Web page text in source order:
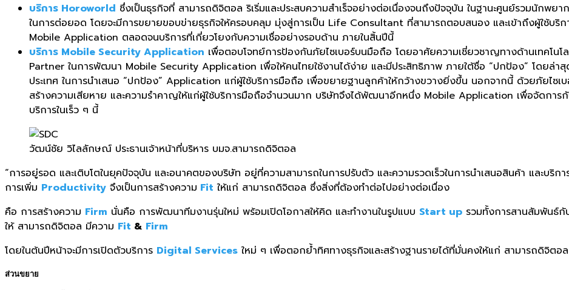
บริการ Horoworld ซึ่งเป็นธุรกิจที่ สามารถดิจิตอล ริเริ่มและประสบความสำเร็จอย่างต่อเนื่องจนถึงปัจจุบัน ในฐานะศูนย์รวมนักพ
ในการต่อยอด โดยจะมีการขยายขอบข่ายธุรกิจให้ครอบคลุม มุ่งสู่การเป็น Life Consultant ที่สามารถตอบสนอง และเข้าถึงผู้ใช้บริ
Mobile Application ตลอดจนบริการที่เกี่ยวโยงกับความเชื่ออย่างรอบด้าน ภายในสิ้นปีนี้
บริการ Mobile Security Application เพื่อตอบโจทย์การป้องกันภัยไซเบอร์บนมือถือ โดยอาศัยความเชี่ยวชาญทางด้านเทคโ
Partner ในการพัฒนา Mobile Security Application เพื่อให้คนไทยใช้งานได้ง่าย และมีประสิทธิภาพ ภายใต้ชื่อ “ปกป้อง” โดยล่
ประเทศ ในการนำเสนอ “ปกป้อง” Application แก่ผู้ใช้บริการมือถือ เพื่อขยายฐานลูกค้าให้กว้างขวางยิ่งขึ้น นอกจากนี้ ด้วยภัยไซ
สร้างความเสียหาย และความรำคาญให้แก่ผู้ใช้บริการมือถือจำนวนมาก บริษัทจึงได้พัฒนาอีกหนึ่ง Mobile Application เพื่อจัดการ
บริการในเร็ว ๆ นี้
วัฒน์ชัย วิไลลักษณ์ ประธานเจ้าหน้าที่บริหาร บมจ.สามารถดิจิตอล
“การอยู่รอด และเติบโตในยุคปัจจุบัน และอนาคตของบริษัท อยู่ที่ความสามารถในการปรับตัว และความรวดเร็วในการนำเสนอสินค้า และบ
การเพิ่ม Productivity จึงเป็นการสร้างความ Fit ให้แก่ สามารถดิจิตอล ซึ่งสิ่งที่ต้องทำต่อไปอย่างต่อเนื่อง
คือ การสร้างความ Firm นั่นคือ การพัฒนาทีมงานรุ่นใหม่ พร้อมเปิดโอกาสให้คิด และทำงานในรูปแบบ Start up รวมทั้งการสานสัมพันธ์กั
ให้ สามารถดิจิตอล มีความ Fit & Firm
โดยในต้นปีหน้าจะมีการเปิดตัวบริการ Digital Services ใหม่ ๆ เพื่อตอกย้ำทิศทางธุรกิจและสร้างฐานรายได้ที่มั่นคงให้แก่ สามารถดิจิตอ
ส่วนขยาย